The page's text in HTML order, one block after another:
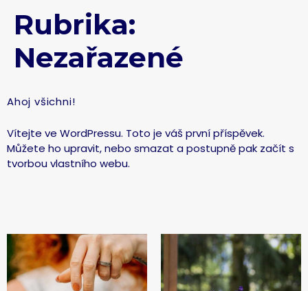
Rubrika:
Nezařazené
Ahoj všichni!
Vítejte ve WordPressu. Toto je váš první příspěvek.
Můžete ho upravit, nebo smazat a postupně pak začít s
tvorbou vlastního webu.